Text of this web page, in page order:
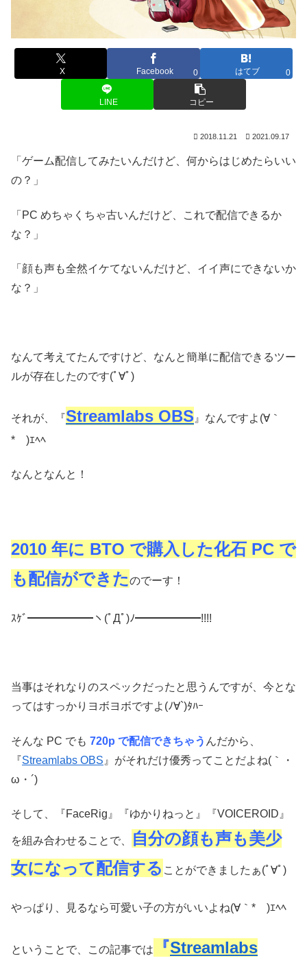
X Facebook 0 はてブ 0
LINE コピー
2018.11.21 2021.09.17
「ゲーム配信してみたいんだけど、何からはじめたらいい
の？」
「PC めちゃくちゃ古いんだけど、これで配信できるか
な？」
「顔も声も全然イケてないんだけど、イイ声にできないか
な？」
なんて考えてたんですけど、なんと簡単に配信できるツー
ルが存在したのです(ﾟ∀ﾟ)
それが、『Streamlabs OBS 』なんですよ(∀｀
*ゞ)ｴﾍﾍ
なんとなんと！
2010 年に BTO で購入した化石 PC で
も配信ができたのでーす！
ｽｹﾞ━━━━━━ヽ(ﾟДﾟ)ﾉ━━━━━━!!!!
当事はそれなりのスペックだったと思うんですが、今とな
ってはすっかりヨボヨボですよ(ﾉ∀`)ﾀﾊｰ
そんな PC でも 720p で配信できちゃう んだから、
『Streamlabs OBS 』がそれだけ優秀ってことだよね(｀・
ω・´)
そして、『FaceRig』『ゆかりねっと』『VOICEROID』
を組み合わせることで、
自分の顔も声も美少
女になって配信する ことができましたぁ(ﾟ∀ﾟ)
やっぱり、見るなら可愛い子の方がいいよね(∀｀*ゞ)ｴﾍﾍ
ということで、この記事では 『Streamlabs